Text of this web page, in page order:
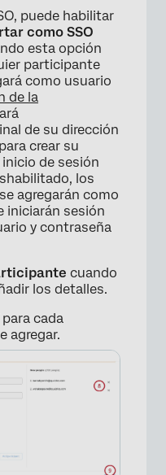
×
puede habilitar
como SSO
esta opción
participante
como usuario
de la
de su dirección
crear su
de sesión
los
agregarán como
iniciarán sesión
y contraseña
cuando
los detalles.
cada
agregar.